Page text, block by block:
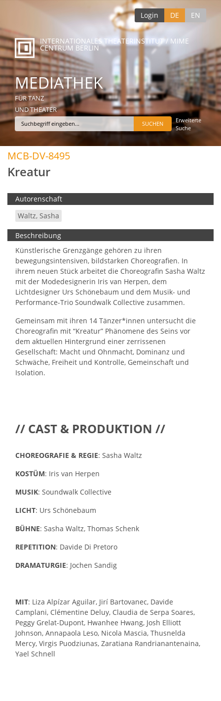
Login DE EN
INTERNATIONALES THEATERINSTITUT / MIME
CENTRUM BERLIN
MEDIATHEK
FÜR TANZ
UND THEATER
Erweiterte
Suche
MCB-DV-8495
Kreatur
Autorenschaft
Waltz, Sasha
Beschreibung
Künstlerische Grenzgänge gehören zu ihren
bewegungsintensiven, bildstarken Choreografien. In
ihrem neuen Stück arbeitet die Choreografin Sasha Waltz
mit der Modedesignerin Iris van Herpen, dem
Lichtdesigner Urs Schönebaum und dem Musik- und
Performance-Trio Soundwalk Collective zusammen.
Gemeinsam mit ihren 14 Tänzer*innen untersucht die
Choreografin mit “Kreatur” Phänomene des Seins vor
dem aktuellen Hintergrund einer zerrissenen
Gesellschaft: Macht und Ohnmacht, Dominanz und
Schwäche, Freiheit und Kontrolle, Gemeinschaft und
Isolation.
// CAST & PRODUKTION //
CHOREOGRAFIE & REGIE: Sasha Waltz
KOSTÜM: Iris van Herpen
MUSIK: Soundwalk Collective
LICHT: Urs Schönebaum
BÜHNE: Sasha Waltz, Thomas Schenk
REPETITION: Davide Di Pretoro
DRAMATURGIE: Jochen Sandig
MIT: Liza Alpízar Aguilar, Jirí Bartovanec, Davide
Camplani, Clémentine Deluy, Claudia de Serpa Soares,
Peggy Grelat-Dupont, Hwanhee Hwang, Josh Elliott
Johnson, Annapaola Leso, Nicola Mascia, Thusnelda
Mercy, Virgis Puodziunas, Zaratiana Randrianantenaina,
Yael Schnell